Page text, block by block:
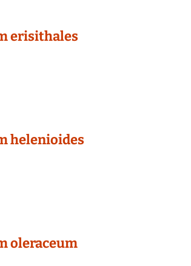
erisithales
helenioides
oleraceum